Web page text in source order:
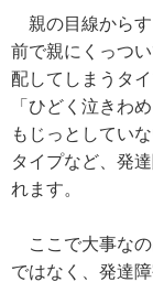
親の目線からす
前で親にくっつ
配してしまうタ
「ひどく泣きわ
もじっとしてい
タイプなど、発
れます。
ここで大事なの
ではなく、発達